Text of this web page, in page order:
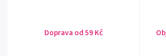
Doprava od 59 Kč